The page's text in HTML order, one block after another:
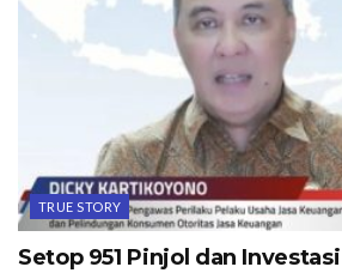
TRUE STORY
Setop 951 Pinjol dan